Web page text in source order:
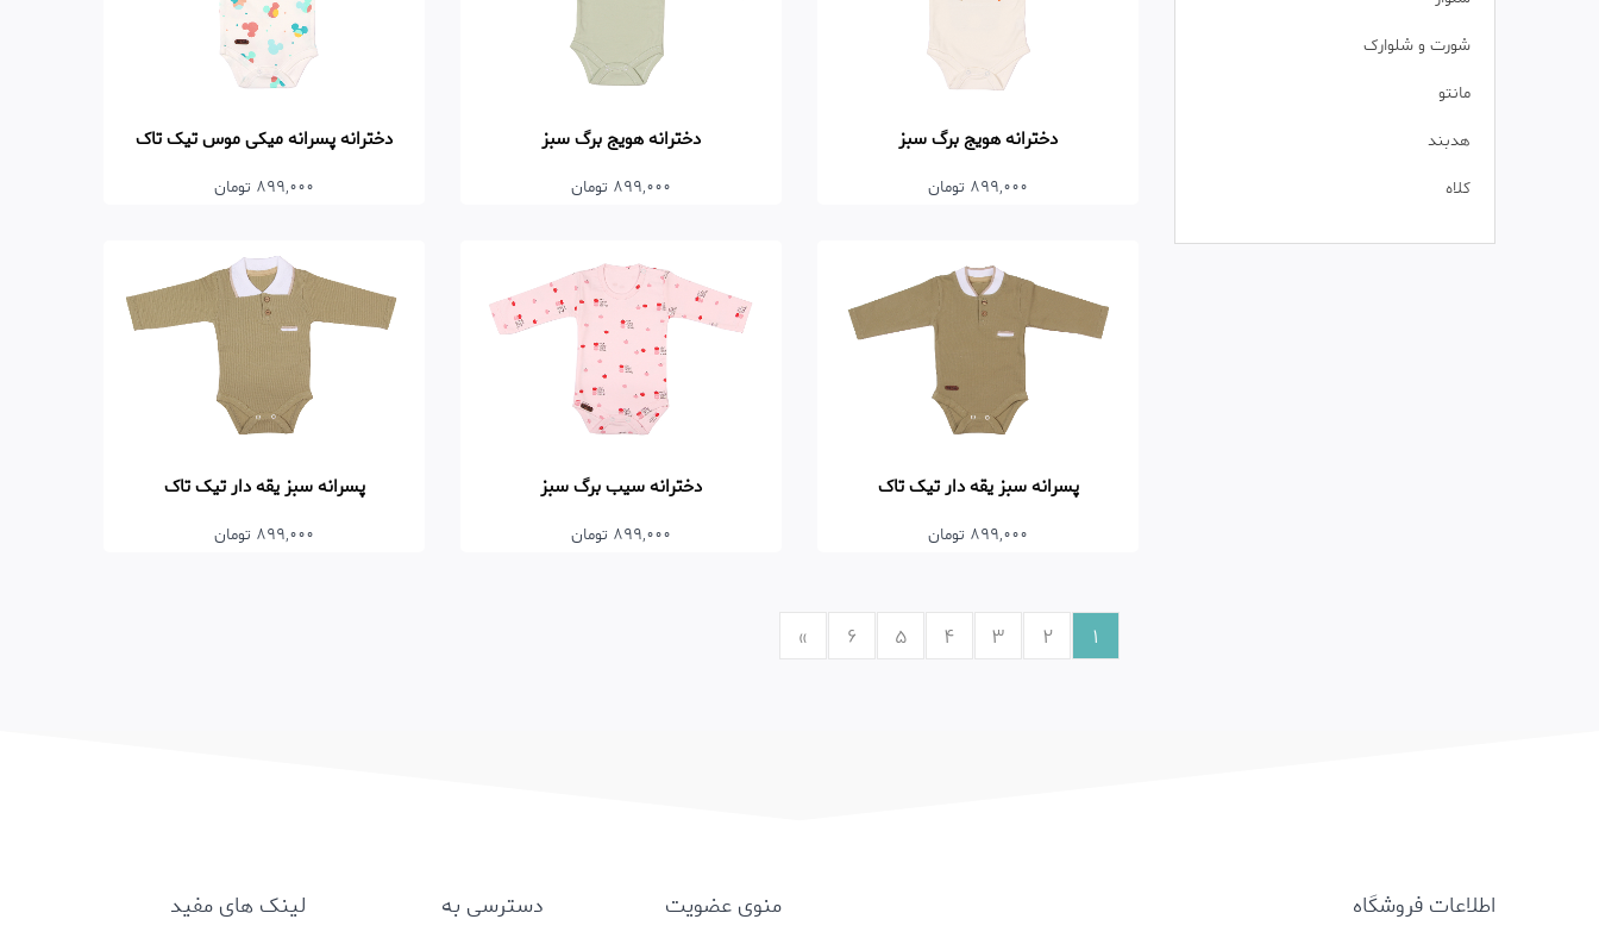
شورت و شلوارک
مانتو
هدبند
کلاه
دخترانه هویج برگ سبز
899,000 تومان
دخترانه هویج برگ سبز
899,000 تومان
دخترانه پسرانه میکی موس تیک تاک
899,000 تومان
پسرانه سبز یقه دار تیک تاک
899,000 تومان
دخترانه سیب برگ سبز
899,000 تومان
پسرانه سبز یقه دار تیک تاک
899,000 تومان
1
2
3
4
5
6
»
اطلاعات فروشگاه منوی عضویت دسترسی به لینک های مفید